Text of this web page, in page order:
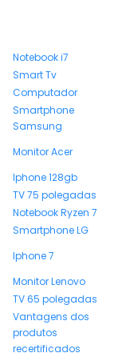
Notebook i7
Smart Tv
Computador
Smartphone
Samsung
Monitor Acer
Iphone 128gb
TV 75 polegadas
Notebook Ryzen 7
Smartphone LG
Iphone 7
Monitor Lenovo
TV 65 polegadas
Vantagens dos
produtos
recertificados